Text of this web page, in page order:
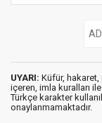
UYARI: Küfür, hakaret,
içeren, imla kuralları ile
Türkçe karakter
onaylanmamaktadır.